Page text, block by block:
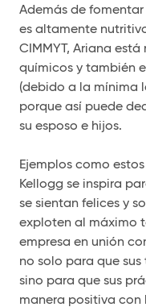
Además de
es altamente
CIMMYT, Ariana
químicos y también
(debido a la mínima
porque así puede
su esposo e hijos.
Ejemplos como
Kellogg se inspira
se sientan felices y
exploten al máximo
empresa en unión
no solo para que
sino para que sus
manera positiva